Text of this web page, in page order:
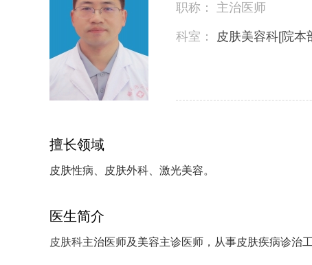
职称： 主治医师
科室： 皮肤美容科[院本
擅长领域
皮肤性病、皮肤外科、激光美容。
医生简介
皮肤科主治医师及美容主诊医师，从事皮肤疾病诊治